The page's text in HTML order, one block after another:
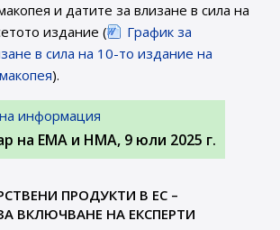
и датите за влизане в сила на
издание (
График за
в сила на 10-то издание на
).
информация
на ЕМА и НМА, 9 юли 2025 г.
ПРОДУКТИ В ЕС –
ВКЛЮЧВАНЕ НА ЕКСПЕРТИ